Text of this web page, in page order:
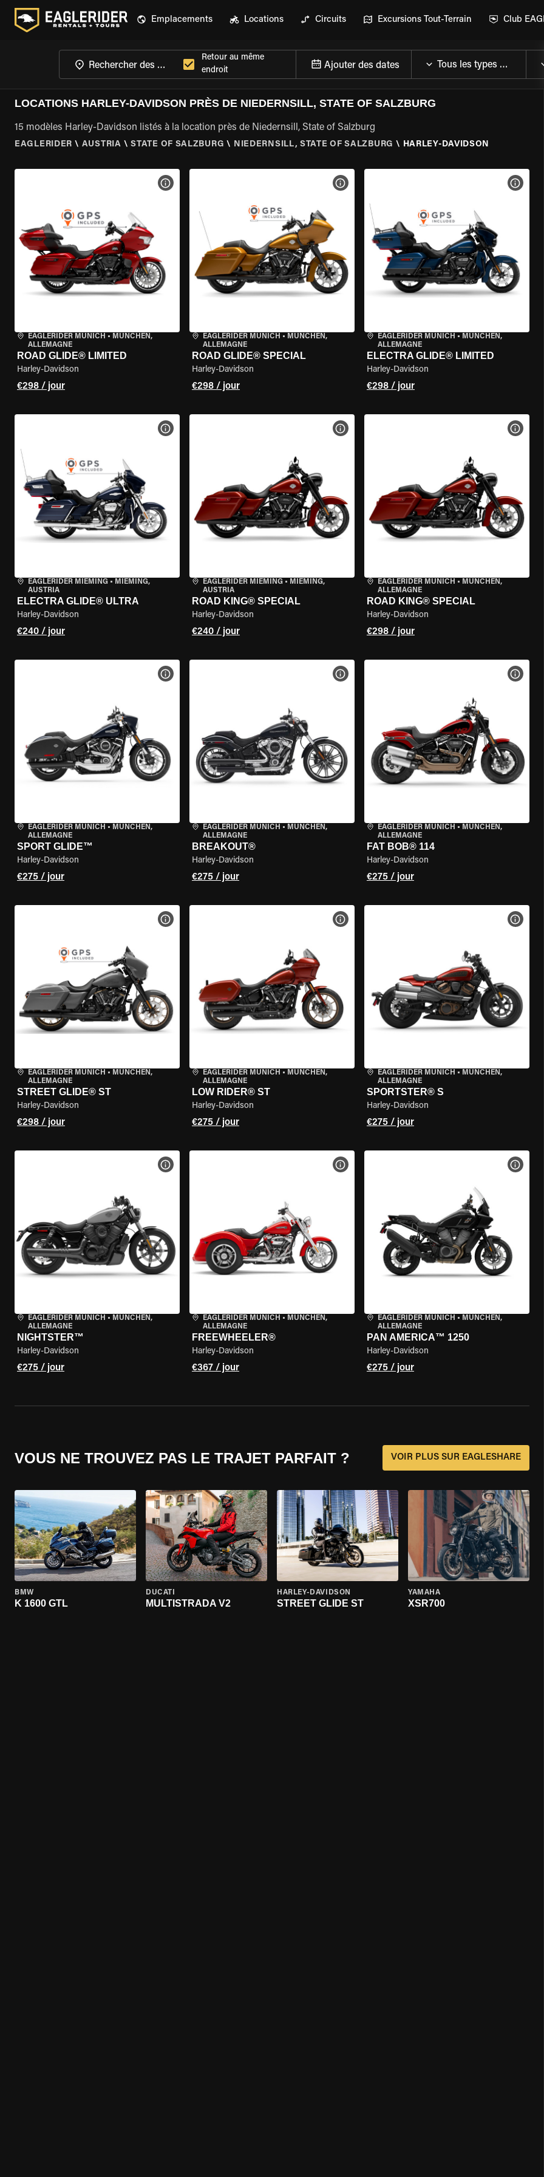
Emplacements Locations Circuits Excursions Tout-Terrain Club
Retour au même
endroit
Ajouter des dates
LOCATIONS HARLEY-DAVIDSON PRÈS DE NIEDERNSILL, STATE OF SALZBURG
15 modèles Harley-Davidson listés à la location près de Niedernsill, State of Salzburg
EAGLERIDER \ AUSTRIA \ STATE OF SALZBURG \ NIEDERNSILL, STATE OF SALZBURG \ HARLEY-DAVIDSON
EAGLERIDER MUNICH • MÜNCHEN,
ALLEMAGNE
ROAD GLIDE® LIMITED
Harley-Davidson
€298 / jour
VOIR LES SPÉCIFICATIONS DE LA MOTO
EAGLERIDER MUNICH • MÜNCHEN,
ALLEMAGNE
ROAD GLIDE® SPECIAL
Harley-Davidson
€298 / jour
VOIR LES SPÉCIFICATIONS DE LA MOTO
EAGLERIDER MUNICH • MÜNCHEN,
ALLEMAGNE
ELECTRA GLIDE® LIMITED
Harley-Davidson
€298 / jour
VOIR
EAGLERIDER MIEMING • MIEMING,
AUSTRIA
ELECTRA GLIDE® ULTRA
Harley-Davidson
€240 / jour
VOIR LES SPÉCIFICATIONS DE LA MOTO
EAGLERIDER MIEMING• MIEMING,
AUSTRIA
ROAD KING® SPECIAL
Harley-Davidson
€240 / jour
VOIR LES SPÉCIFICATIONS DE LA MOTO
EAGLERIDER MUNICH • MÜNCHEN,
ALLEMAGNE
ROAD KING® SPECIAL
Harley-Davidson
€298 / jour
VOIR
EAGLERIDER MUNICH • MÜNCHEN,
ALLEMAGNE
SPORT GLIDE™
Harley-Davidson
€275 / jour
VOIR LES SPÉCIFICATIONS DE LA MOTO
EAGLERIDER MUNICH • MÜNCHEN,
ALLEMAGNE
BREAKOUT®
Harley-Davidson
€275 / jour
VOIR LES SPÉCIFICATIONS DE LA MOTO
EAGLERIDER MUNICH • MÜNCHEN,
ALLEMAGNE
FAT BOB® 114
Harley-Davidson
€275 / jour
VOIR
EAGLERIDER MUNICH • MÜNCHEN,
ALLEMAGNE
STREET GLIDE® ST
Harley-Davidson
€298 / jour
VOIR LES SPÉCIFICATIONS DE LA MOTO
EAGLERIDER MUNICH • MÜNCHEN,
ALLEMAGNE
LOW RIDER® ST
Harley-Davidson
€275 / jour
VOIR LES SPÉCIFICATIONS DE LA MOTO
EAGLERIDER MUNICH • MÜNCHEN,
ALLEMAGNE
SPORTSTER® S
Harley-Davidson
€275 / jour
VOIR
EAGLERIDER MUNICH • MÜNCHEN,
ALLEMAGNE
NIGHTSTER™
Harley-Davidson
€275 / jour
VOIR LES SPÉCIFICATIONS DE LA MOTO
EAGLERIDER MUNICH • MÜNCHEN,
ALLEMAGNE
FREEWHEELER®
Harley-Davidson
€367 / jour
VOIR LES SPÉCIFICATIONS DE LA MOTO
EAGLERIDER MUNICH • MÜNCHEN,
ALLEMAGNE
PAN AMERICA™ 1250
Harley-Davidson
€275 / jour
VOIR
VOUS NE TROUVEZ PAS LE TRAJET PARFAIT ? VOIR PLUS SUR EAGLESHARE
BMW
K 1600 GTL
DUCATI
MULTISTRADA V2
HARLEY-DAVIDSON
STREET GLIDE ST
YAMAHA
XSR700